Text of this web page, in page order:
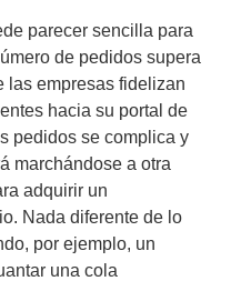
parecer sencilla para
de pedidos supera
las empresas fidelizan
hacia su portal de
pedidos se complica y
marchándose a otra
adquirir un
Nada diferente de lo
por ejemplo, un
una cola